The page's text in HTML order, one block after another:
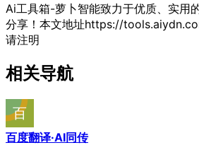
Ai工具箱-萝卜智能致力于优质、实用
分享！ 本文地址https://
请注明
相关导航
百度翻译·AI同传